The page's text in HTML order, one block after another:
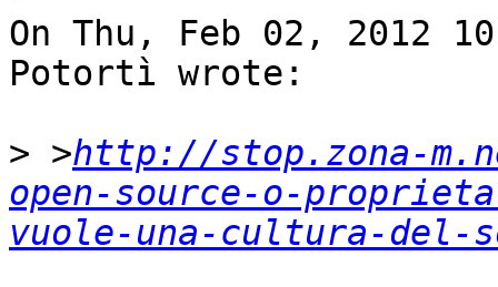
On Thu, Feb 02, 2012
Potortì wrote:
> >http://stop.zona-
open-source-o-
vuole-una-cultura-del-